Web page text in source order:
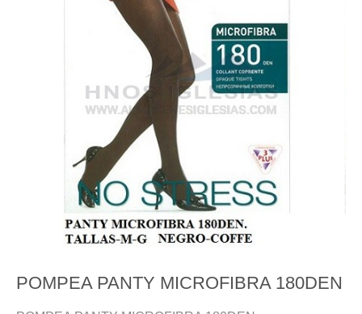
POMPEA PANTY MICROFIBRA 180DEN